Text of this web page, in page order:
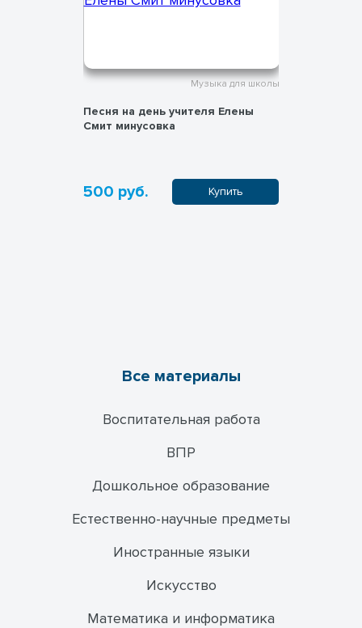
Музыка для школы
Песня на день учителя Елены
Смит минусовка
500 руб. Купить
Все материалы
Воспитательная работа
ВПР
Дошкольное образование
Естественно-научные предметы
Иностранные языки
Искусство
Математика и информатика